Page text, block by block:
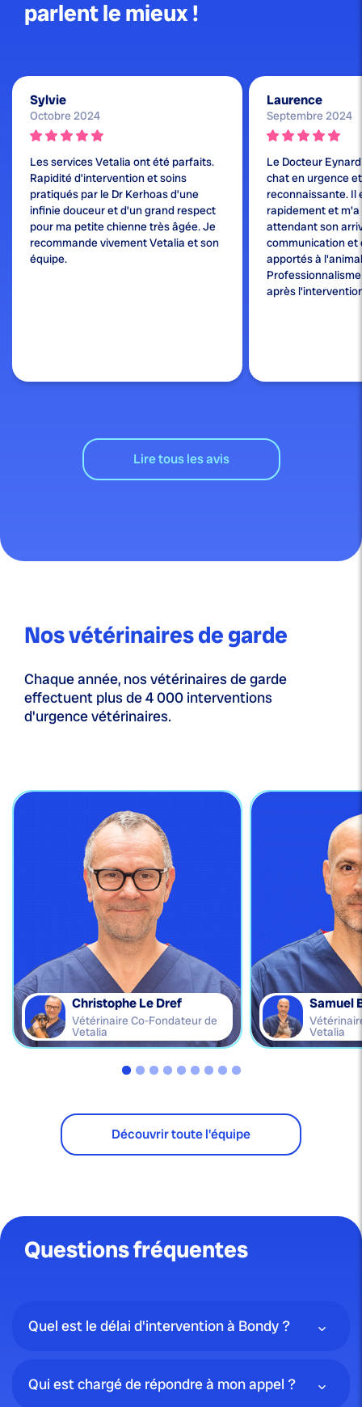
parlent le mieux !
Sylvie
Octobre 2024
Les services Vetalia ont été parfaits.
Rapidité d’intervention et soins
pratiqués par le Dr Kerhoas d’une
infinie douceur et d’un grand respect
pour ma petite chienne très âgée. Je
recommande vivement Vetalia et son
équipe.
Laurence
Septembre 2024
Le Docteur
chat en urgence
reconnaissante. Il
rapidement et m'a
attendant son
communication et
apportés à
après
Lire tous les avis
Nos vétérinaires de garde
Chaque année, nos vétérinaires de garde
effectuent plus de 4 000 interventions
d'urgence vétérinaires.
Christophe Le Dref
Vétérinaire Co-Fondateur de
Vetalia
Samuel
Vetalia
Découvrir toute l'équipe
Questions fréquentes
Quel est le délai d'intervention à Bondy ?
Qui est chargé de répondre à mon appel ?